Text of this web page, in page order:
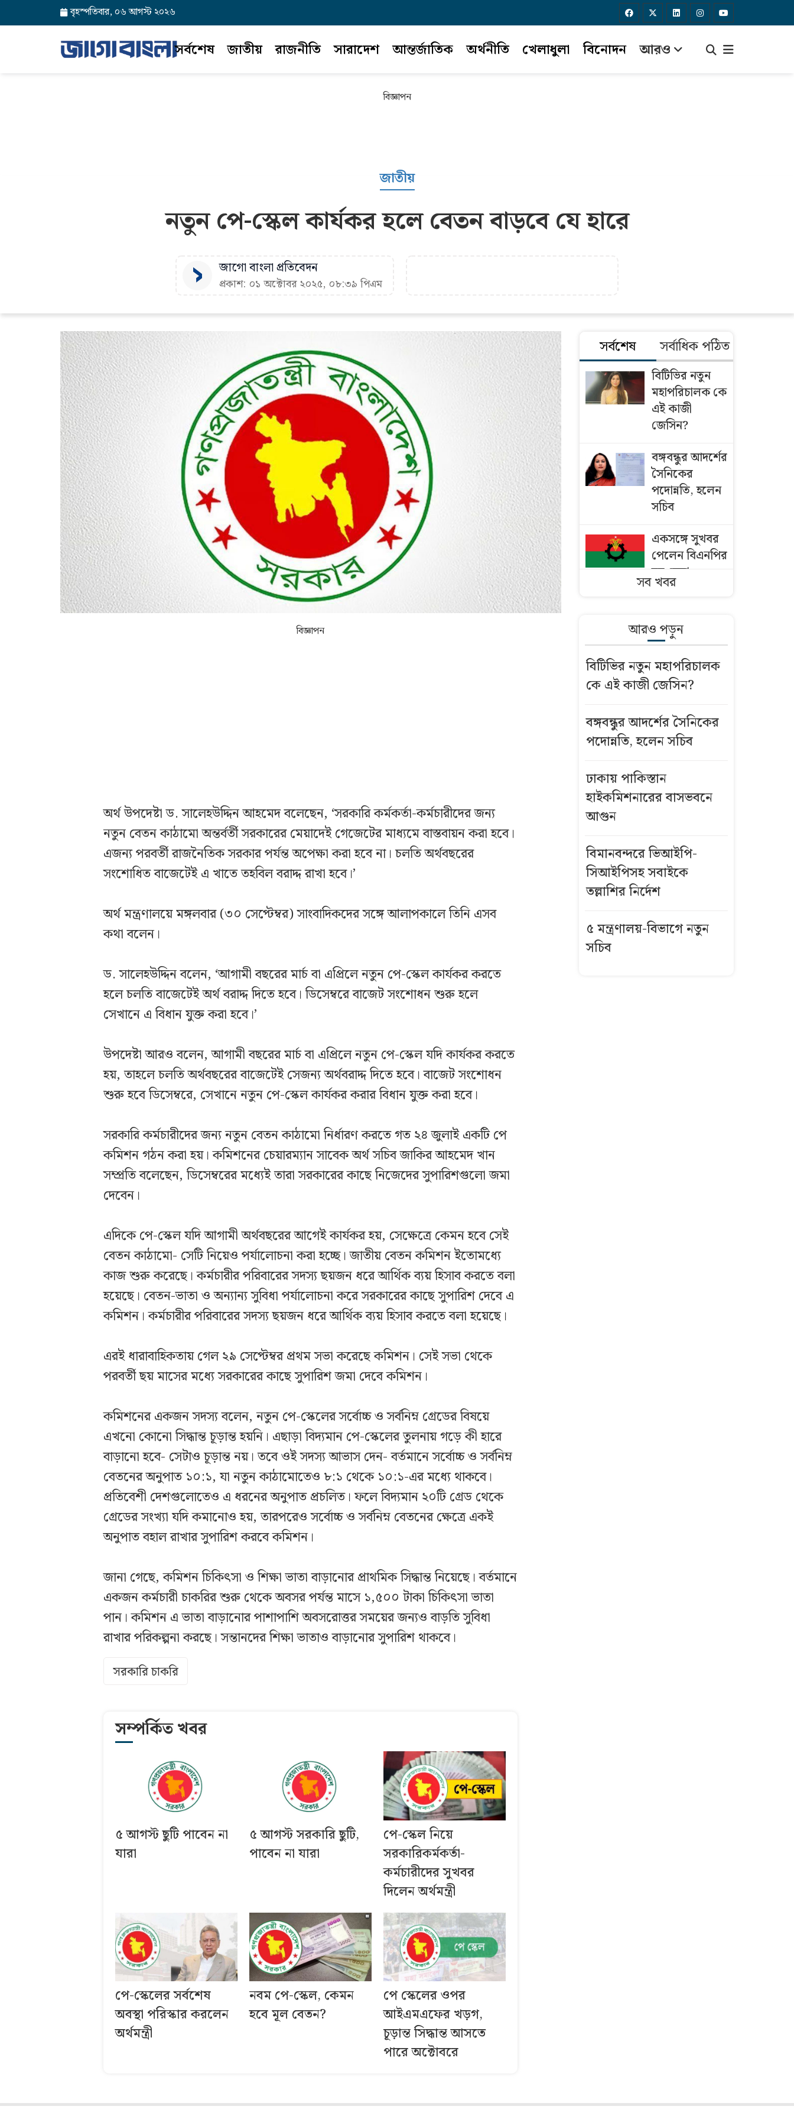
বৃহস্পতিবার, ০৬ আগস্ট ২০২৬
সর্বশেষ জাতীয় রাজনীতি সারাদেশ আন্তর্জাতিক অর্থনীতি খেলাধুলা বিনোদন আরও
বিজ্ঞাপন
জাতীয়
নতুন পে-স্কেল কার্যকর হলে বেতন বাড়বে যে হারে
জাগো বাংলা প্রতিবেদন
প্রকাশ: ০১ অক্টোবর ২০২৫, ০৮:৩৯ পিএম
বিজ্ঞাপন
অর্থ উপদেষ্টা ড. সালেহউদ্দিন আহমেদ বলেছেন, ‘সরকারি কর্মকর্তা-কর্মচারীদের জন্য
নতুন বেতন কাঠামো অন্তর্বর্তী সরকারের মেয়াদেই গেজেটের মাধ্যমে বাস্তবায়ন করা হবে।
এজন্য পরবর্তী রাজনৈতিক সরকার পর্যন্ত অপেক্ষা করা হবে না। চলতি অর্থবছরের
সংশোধিত বাজেটেই এ খাতে তহবিল বরাদ্দ রাখা হবে।’
অর্থ মন্ত্রণালয়ে মঙ্গলবার (৩০ সেপ্টেম্বর) সাংবাদিকদের সঙ্গে আলাপকালে তিনি এসব
কথা বলেন।
ড. সালেহউদ্দিন বলেন, ‘আগামী বছরের মার্চ বা এপ্রিলে নতুন পে-স্কেল কার্যকর করতে
হলে চলতি বাজেটেই অর্থ বরাদ্দ দিতে হবে। ডিসেম্বরে বাজেট সংশোধন শুরু হলে
সেখানে এ বিধান যুক্ত করা হবে।’
উপদেষ্টা আরও বলেন, আগামী বছরের মার্চ বা এপ্রিলে নতুন পে-স্কেল যদি কার্যকর করতে
হয়, তাহলে চলতি অর্থবছরের বাজেটেই সেজন্য অর্থবরাদ্দ দিতে হবে। বাজেট সংশোধন
শুরু হবে ডিসেম্বরে, সেখানে নতুন পে-স্কেল কার্যকর করার বিধান যুক্ত করা হবে।
সরকারি কর্মচারীদের জন্য নতুন বেতন কাঠামো নির্ধারণ করতে গত ২৪ জুলাই একটি পে
কমিশন গঠন করা হয়। কমিশনের চেয়ারম্যান সাবেক অর্থ সচিব জাকির আহমেদ খান
সম্প্রতি বলেছেন, ডিসেম্বরের মধ্যেই তারা সরকারের কাছে নিজেদের সুপারিশগুলো জমা
দেবেন।
এদিকে পে-স্কেল যদি আগামী অর্থবছরের আগেই কার্যকর হয়, সেক্ষেত্রে কেমন হবে সেই
বেতন কাঠামো- সেটি নিয়েও পর্যালোচনা করা হচ্ছে। জাতীয় বেতন কমিশন ইতোমধ্যে
কাজ শুরু করেছে। কর্মচারীর পরিবারের সদস্য ছয়জন ধরে আর্থিক ব্যয় হিসাব করতে বলা
হয়েছে। বেতন-ভাতা ও অন্যান্য সুবিধা পর্যালোচনা করে সরকারের কাছে সুপারিশ দেবে এ
কমিশন। কর্মচারীর পরিবারের সদস্য ছয়জন ধরে আর্থিক ব্যয় হিসাব করতে বলা হয়েছে।
এরই ধারাবাহিকতায় গেল ২৯ সেপ্টেম্বর প্রথম সভা করেছে কমিশন। সেই সভা থেকে
পরবর্তী ছয় মাসের মধ্যে সরকারের কাছে সুপারিশ জমা দেবে কমিশন।
কমিশনের একজন সদস্য বলেন, নতুন পে-স্কেলের সর্বোচ্চ ও সর্বনিম্ন গ্রেডের বিষয়ে
এখনো কোনো সিদ্ধান্ত চূড়ান্ত হয়নি। এছাড়া বিদ্যমান পে-স্কেলের তুলনায় গড়ে কী হারে
বাড়ানো হবে- সেটাও চূড়ান্ত নয়। তবে ওই সদস্য আভাস দেন- বর্তমানে সর্বোচ্চ ও সর্বনিম্ন
বেতনের অনুপাত ১০:১, যা নতুন কাঠামোতেও ৮:১ থেকে ১০:১-এর মধ্যে থাকবে।
প্রতিবেশী দেশগুলোতেও এ ধরনের অনুপাত প্রচলিত। ফলে বিদ্যমান ২০টি গ্রেড থেকে
গ্রেডের সংখ্যা যদি কমানোও হয়, তারপরেও সর্বোচ্চ ও সর্বনিম্ন বেতনের ক্ষেত্রে একই
অনুপাত বহাল রাখার সুপারিশ করবে কমিশন।
জানা গেছে, কমিশন চিকিৎসা ও শিক্ষা ভাতা বাড়ানোর প্রাথমিক সিদ্ধান্ত নিয়েছে। বর্তমানে
একজন কর্মচারী চাকরির শুরু থেকে অবসর পর্যন্ত মাসে ১,৫০০ টাকা চিকিৎসা ভাতা
পান। কমিশন এ ভাতা বাড়ানোর পাশাপাশি অবসরোত্তর সময়ের জন্যও বাড়তি সুবিধা
রাখার পরিকল্পনা করছে। সন্তানদের শিক্ষা ভাতাও বাড়ানোর সুপারিশ থাকবে।
সরকারি চাকরি
সম্পর্কিত খবর
৫ আগস্ট ছুটি পাবেন না
যারা
৫ আগস্ট সরকারি ছুটি,
পাবেন না যারা
পে-স্কেল নিয়ে
সরকারিকর্মকর্তা-
কর্মচারীদের সুখবর
দিলেন অর্থমন্ত্রী
পে-স্কেলের সর্বশেষ
অবস্থা পরিস্কার করলেন
অর্থমন্ত্রী
নবম পে-স্কেল, কেমন
হবে মূল বেতন?
পে স্কেলের ওপর
আইএমএফের খড়গ,
চূড়ান্ত সিদ্ধান্ত আসতে
পারে অক্টোবরে
সর্বশেষ সর্বাধিক পঠিত
বিটিভির নতুন
মহাপরিচালক কে
এই কাজী
জেসিন?
বঙ্গবন্ধুর আদর্শের
সৈনিকের
পদোন্নতি, হলেন
সচিব
একসঙ্গে সুখবর
পেলেন বিএনপির
ছয় নেতা
হাইকমিশনারের
বাসভবনে আগুন
বাংলাদেশি
কৃষকদের ভিসা
মসজিদের মাইক
নিয়ে অমিত
এমপির বৈঠক
সিআইপিসহ
সবাইকে তল্লাশির
নির্দেশ
আ.লীগ নেতার
সব খবর
আরও পড়ুন
বিটিভির নতুন মহাপরিচালক
কে এই কাজী জেসিন?
বঙ্গবন্ধুর আদর্শের সৈনিকের
পদোন্নতি, হলেন সচিব
ঢাকায় পাকিস্তান
হাইকমিশনারের বাসভবনে
আগুন
বিমানবন্দরে ভিআইপি-
সিআইপিসহ সবাইকে
তল্লাশির নির্দেশ
৫ মন্ত্রণালয়-বিভাগে নতুন
সচিব